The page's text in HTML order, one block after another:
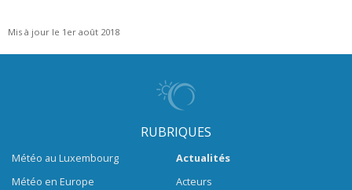
Mis à jour le 1er août 2018
RUBRIQUES
Météo au Luxembourg
Météo en Europe
Actualités
Acteurs